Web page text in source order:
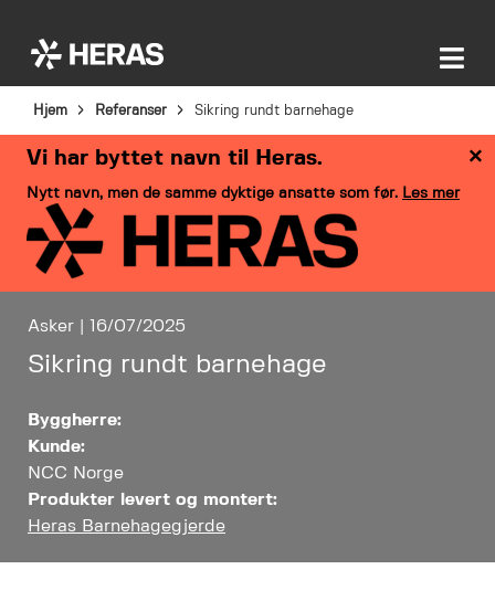
Hjem Referanser Sikring rundt barnehage
×
Vi har byttet navn til Heras.
Nytt navn, men de samme dyktige ansatte som før. Les mer
Asker | 16/07/2025
Sikring rundt barnehage
Byggherre:
Kunde:
NCC Norge
Produkter levert og montert:
Heras Barnehagegjerde